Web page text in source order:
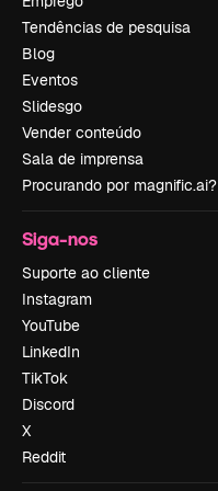
Tendências de pesquisa
Blog
Eventos
Slidesgo
Vender conteúdo
Sala de imprensa
Procurando por magnific.ai?
Siga-nos
Suporte ao cliente
Instagram
YouTube
LinkedIn
TikTok
Discord
X
Reddit